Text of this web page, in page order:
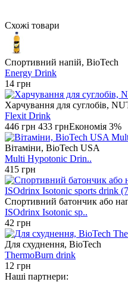
Схожі товари
Спортивний напій, BioTech
Energy Drink
14 грн
Харчування для суглобів,
Flexit Drink
446 грн 433 грнЕкономія 3%
Вітаміни, BioTech USA
Multi Hypotonic Drin..
415 грн
Спортивний батончик або
ISOdrinx Isotonic sp..
42 грн
Для схуднення, BioTech
ThermoBurn drink
12 грн
Наші партнери: